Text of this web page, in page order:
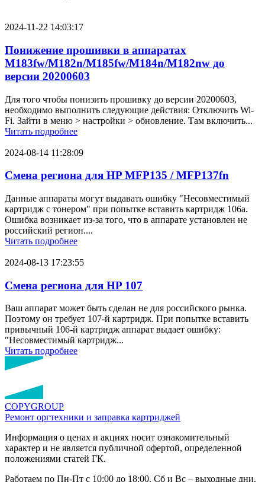
2024-11-22 14:03:17
Понижение прошивки в аппаратах
M183fw/M182n/M185fw/M184n/M182nw до
версии 20200603
Для того чтобы понизить прошивку до версии 20200603,
необходимо выполнить следующие действия: Отключить Wi-
Fi. Зайти в меню > настройки > обновление. Там включить...
Читать подробнее
2024-08-14 11:28:09
Смена региона для HP MFP135 / MFP137fn
Данные аппараты могут выдавать ошибку "Несовместимый
картридж с тонером" при попытке вставить картридж 106a.
Ошибка возникает из-за того, что в аппарате установлен не
российский регион....
Читать подробнее
2024-08-13 17:23:55
Смена региона для HP 107
Ваш аппарат может быть сделан не для российского рынка.
Поэтому он требует 107-й картридж. При попытке вставить
привычный 106-й картридж аппарат выдает ошибку:
"Несовместимый картридж...
Читать подробнее
COPYGROUP
Ремонт оргтехники и заправка картриджей
Информация о ценах и акциях носит ознакомительный
характер и не является публичной офертой, определенной
положениями статей ГК.
Работаем по Пн-Пт с 10:00 до 18:00. Сб и Вс – выходные дни.